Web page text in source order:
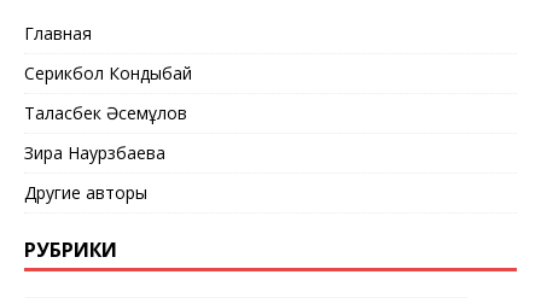
Главная
Серикбол Кондыбай
Таласбек Әсемқұлов
Зира Наурзбаева
Другие авторы
РУБРИКИ